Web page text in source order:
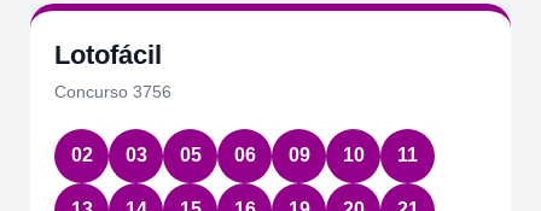
Quina
Concurso 7086
01 22 39 58 61